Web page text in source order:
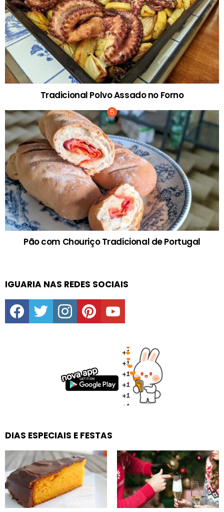
Tradicional Polvo Assado no Forno
Pão com Chouriço Tradicional de Portugal
IGUARIA NAS REDES SOCIAIS
facebooktwitter instagrampinterestyoutube
DIAS ESPECIAIS E FESTAS